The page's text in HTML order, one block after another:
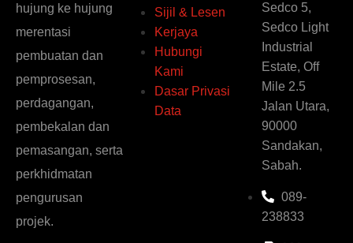
hujung ke hujung
merentasi
pembuatan dan
pemprosesan,
perdagangan,
pembekalan dan
pemasangan, serta
perkhidmatan
pengurusan
projek.
Sijil & Lesen
Kerjaya
Hubungi
Kami
Dasar Privasi
Data
Sedco 5,
Sedco Light
Industrial
Estate, Off
Mile 2.5
Jalan Utara,
90000
Sandakan,
Sabah.
089-
238833